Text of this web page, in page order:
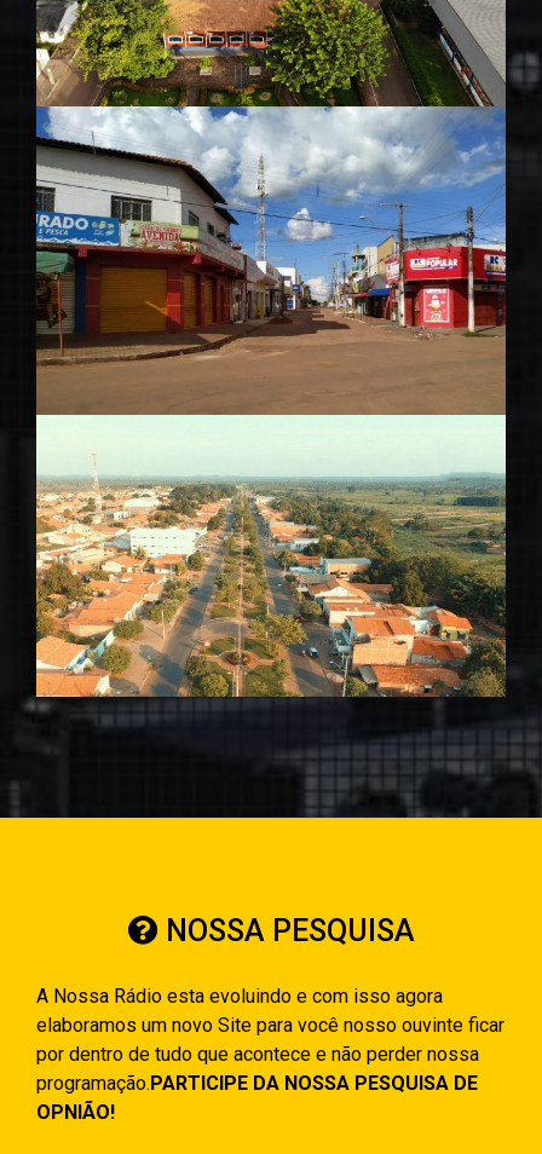
NOSSA PESQUISA
A Nossa Rádio esta evoluindo e com isso agora
elaboramos um novo Site para você nosso ouvinte ficar
por dentro de tudo que acontece e não perder nossa
programação. PARTICIPE DA NOSSA PESQUISA DE
OPNIÃO!